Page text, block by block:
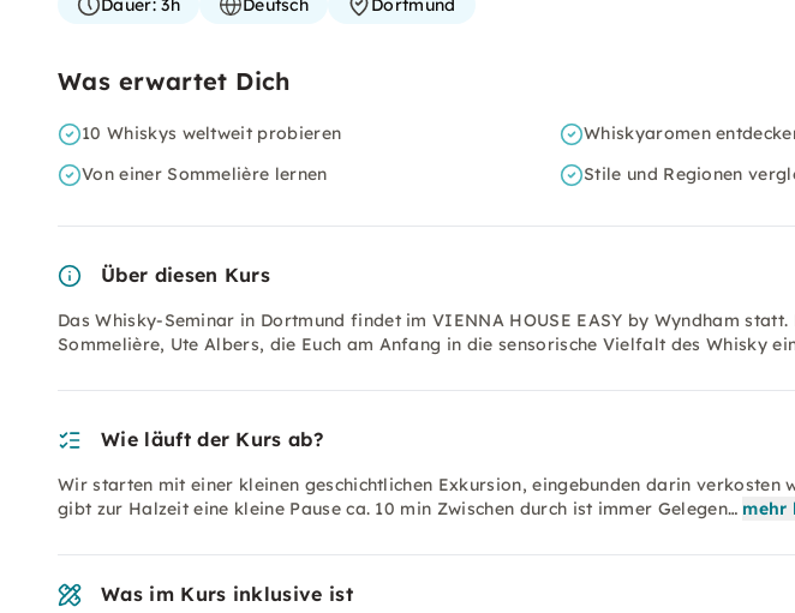
Dauer:3h Deutsch Dortmund
Was erwartet Dich
10 Whiskys weltweit probieren
Whiskyaromen
Von einer Sommelière lernen
Stile und Regionen
Über diesen Kurs
Das Whisky-Seminar in Dortmund findet im VIENNA HOUSE EASY by Wyndham
Sommelière, Ute Albers, die Euch am Anfang in die sensorische Vielfalt des Whisky
Wie läuft der Kurs ab?
Wir starten mit einer kleinen geschichtlichen Exkursion, eingebunden darin verkosten
gibt zur Halzeit eine kleine Pause ca. 10 min Zwischen durch ist immer Gelegen… mehr
Was im Kurs inklusive ist